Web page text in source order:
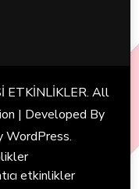
ETKİNLİKLER. All
| Developed By
WordPress.
etkinlikler